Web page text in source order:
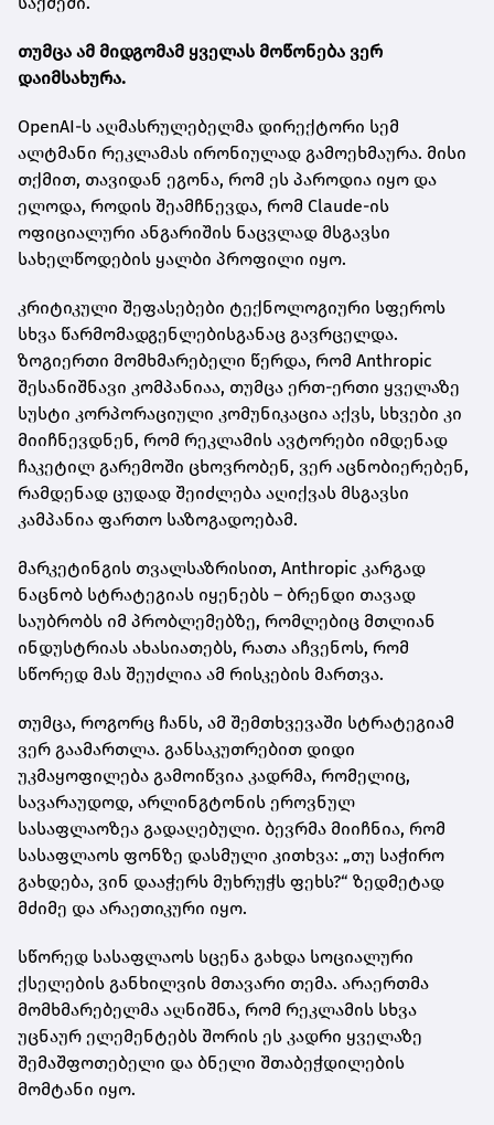
თუმცა ამ მიდგომამ ყველას მოწონება ვერ
დაიმსახურა.
OpenAI-ს აღმასრულებელმა დირექტორი სემ
ალტმანი რეკლამას ირონიულად გამოეხმაურა. მისი
თქმით, თავიდან ეგონა, რომ ეს პაროდია იყო და
ელოდა, როდის შეამჩნევდა, რომ Claude-ის
ოფიციალური ანგარიშის ნაცვლად მსგავსი
სახელწოდების ყალბი პროფილი იყო.
კრიტიკული შეფასებები ტექნოლოგიური სფეროს
სხვა წარმომადგენლებისგანაც გავრცელდა.
ზოგიერთი მომხმარებელი წერდა, რომ Anthropic
შესანიშნავი კომპანიაა, თუმცა ერთ-ერთი ყველაზე
სუსტი კორპორაციული კომუნიკაცია აქვს, სხვები კი
მიიჩნევდნენ, რომ რეკლამის ავტორები იმდენად
ჩაკეტილ გარემოში ცხოვრობენ, ვერ აცნობიერებენ,
რამდენად ცუდად შეიძლება აღიქვას მსგავსი
კამპანია ფართო საზოგადოებამ.
მარკეტინგის თვალსაზრისით, Anthropic კარგად
ნაცნობ სტრატეგიას იყენებს – ბრენდი თავად
საუბრობს იმ პრობლემებზე, რომლებიც მთლიან
ინდუსტრიას ახასიათებს, რათა აჩვენოს, რომ
სწორედ მას შეუძლია ამ რისკების მართვა.
თუმცა, როგორც ჩანს, ამ შემთხვევაში სტრატეგიამ
ვერ გაამართლა. განსაკუთრებით დიდი
უკმაყოფილება გამოიწვია კადრმა, რომელიც,
სავარაუდოდ, არლინგტონის ეროვნულ
სასაფლაოზეა გადაღებული. ბევრმა მიიჩნია, რომ
სასაფლაოს ფონზე დასმული კითხვა: „თუ საჭირო
გახდება, ვინ დააჭერს მუხრუჭს ფეხს?“ ზედმეტად
მძიმე და არაეთიკური იყო.
სწორედ სასაფლაოს სცენა გახდა სოციალური
ქსელების განხილვის მთავარი თემა. არაერთმა
მომხმარებელმა აღნიშნა, რომ რეკლამის სხვა
უცნაურ ელემენტებს შორის ეს კადრი ყველაზე
შემაშფოთებელი და ბნელი შთაბეჭდილების
მომტანი იყო.